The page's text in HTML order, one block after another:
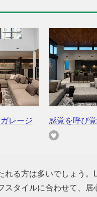
レージ
感覚を呼び
れる方は多いでしょう
スタイルに合わせて、